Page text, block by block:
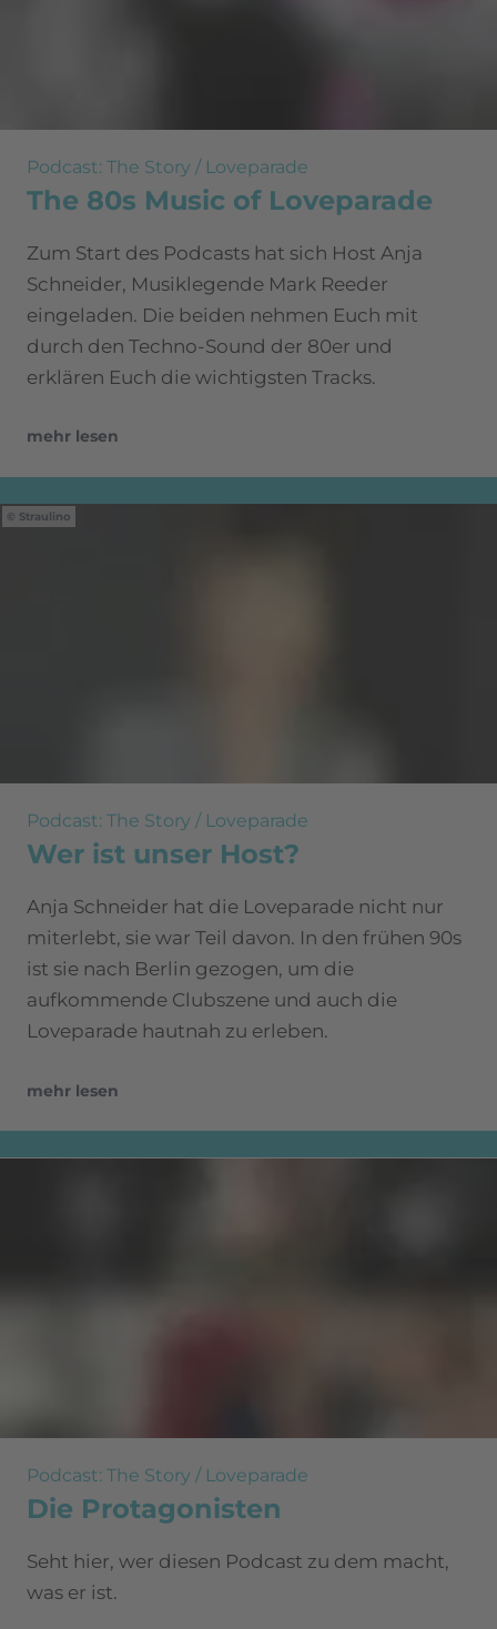
Podcast: The Story / Loveparade
The 80s Music of Loveparade
Zum Start des Podcasts hat sich Host Anja
Schneider, Musiklegende Mark Reeder
eingeladen. Die beiden nehmen Euch mit
durch den Techno-Sound der 80er und
erklären Euch die wichtigsten Tracks.
mehr lesen
Straulino
Podcast: The Story / Loveparade
Wer ist unser Host?
Anja Schneider hat die Loveparade nicht nur
miterlebt, sie war Teil davon. In den frühen 90s
ist sie nach Berlin gezogen, um die
aufkommende Clubszene und auch die
Loveparade hautnah zu erleben.
mehr lesen
Podcast: The Story / Loveparade
Die Protagonisten
Seht hier, wer diesen Podcast zu dem macht,
was er ist.